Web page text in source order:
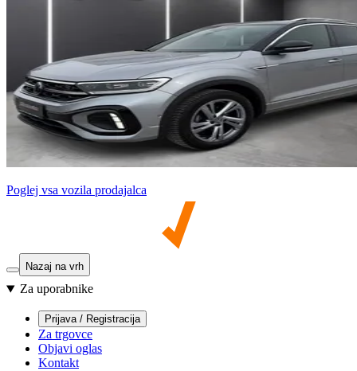
Poglej vsa vozila prodajalca
Nazaj na vrh
Za uporabnike
Prijava / Registracija
Za trgovce
Objavi oglas
Kontakt